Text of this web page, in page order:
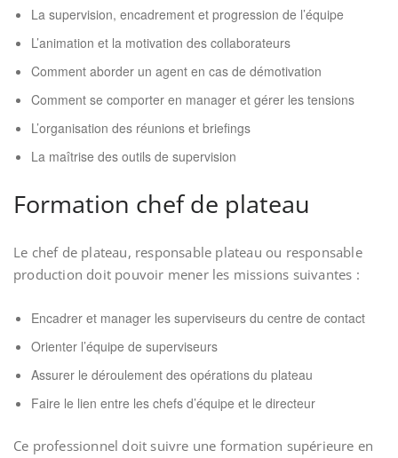
La supervision, encadrement et progression de l’équipe
L’animation et la motivation des collaborateurs
Comment aborder un agent en cas de démotivation
Comment se comporter en manager et gérer les tensions
L’organisation des réunions et briefings
La maîtrise des outils de supervision
Formation chef de plateau
Le chef de plateau, responsable plateau ou responsable
production doit pouvoir mener les missions suivantes :
Encadrer et manager les superviseurs du centre de contact
Orienter l’équipe de superviseurs
Assurer le déroulement des opérations du plateau
Faire le lien entre les chefs d’équipe et le directeur
Ce professionnel doit suivre une formation supérieure en